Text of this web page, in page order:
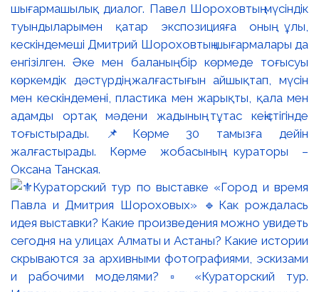
шығармашылық диалог. Павел Шороховтың мүсіндік
туындыларымен қатар экспозицияға оның ұлы,
кескіндемеші Дмитрий Шороховтың шығармалары да
енгізілген. Әке мен баланың бір көрмеде тоғысуы
көркемдік дәстүрдің жалғастығын айшықтап, мүсін
мен кескіндемені, пластика мен жарықты, қала мен
адамды ортақ мәдени жадының тұтас кеңістігінде
тоғыстырады. 📌Көрме 30 тамызға дейін
жалғастырады. Көрме жобасының кураторы –
Оксана Танская.